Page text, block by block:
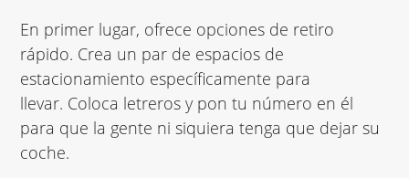
En primer lugar, ofrece opciones de retiro
rápido. Crea un par de espacios de
estacionamiento específicamente para
llevar. Coloca letreros y pon tu número en él
para que la gente ni siquiera tenga que dejar su
coche.